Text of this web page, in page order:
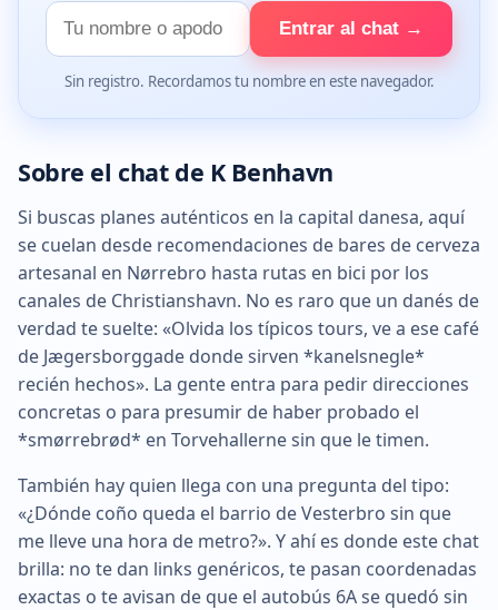
Tu
nombre
Entrar al chat →
Sin registro. Recordamos tu nombre en este navegador.
Sobre el chat de K Benhavn
Si buscas planes auténticos en la capital danesa, aquí
se cuelan desde recomendaciones de bares de cerveza
artesanal en Nørrebro hasta rutas en bici por los
canales de Christianshavn. No es raro que un danés de
verdad te suelte: «Olvida los típicos tours, ve a ese café
de Jægersborggade donde sirven *kanelsnegle*
recién hechos». La gente entra para pedir direcciones
concretas o para presumir de haber probado el
*smørrebrød* en Torvehallerne sin que le timen.
También hay quien llega con una pregunta del tipo:
«¿Dónde coño queda el barrio de Vesterbro sin que
me lleve una hora de metro?». Y ahí es donde este chat
brilla: no te dan links genéricos, te pasan coordenadas
exactas o te avisan de que el autobús 6A se quedó sin